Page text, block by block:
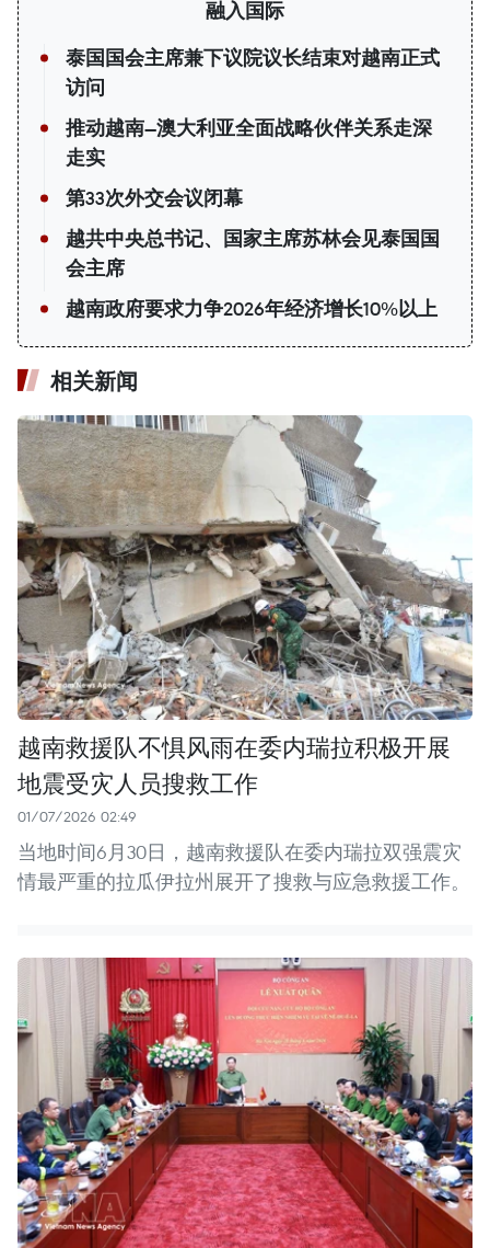
融入国际
泰国国会主席兼下议院议长结束对越南正式
访问
推动越南—澳大利亚全面战略伙伴关系走深
走实
第33次外交会议闭幕
越共中央总书记、国家主席苏林会见泰国国
会主席
越南政府要求力争2026年经济增长10%以上
相关新闻
越南救援队不惧风雨在委内瑞拉积极开展
地震受灾人员搜救工作
01/07/2026 02:49
当地时间6月30日，越南救援队在委内瑞拉双强震灾
情最严重的拉瓜伊拉州展开了搜救与应急救援工作。